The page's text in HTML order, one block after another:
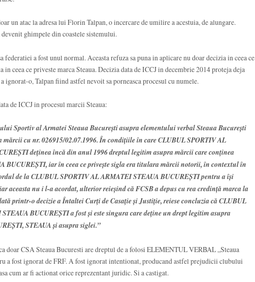
un atac la adresa lui Florin Talpan, o incercare de umilire a acestuia, de alungare.
ghimpele din coastele sistemului.
federatiei a fost unul normal. Aceasta refuza sa puna in aplicare nu doar decizia in ceea ce
in ceea ce priveste marca Steaua. Decizia data de ICCJ in decembrie 2014 proteja deja
ignorat-o, Talpan fiind astfel nevoit sa porneasca procesul cu numele.
de ICCJ in procesul marcii Steaua:
Sportiv al Armatei Steaua Bucureşti asupra elementului verbal Steaua Bucureşti
mărcii cu nr. 026915/02.07.1996. În condiţiile în care CLUBUL SPORTIV AL
deţinea încă din anul 1996 dreptul legitim asupra mărcii care conţinea
BUCUREŞTI, iar în ceea ce priveşte sigla era titulara mărcii notorii, în contextul în
de la CLUBUL SPORTIV AL ARMATEI STEAUA BUCUREŞTI pentru a îşi
aceasta nu i l-a acordat, ulterior reieşind că FCSB a depus cu rea credinţă marca la
printr-o decizie a Întaltei Curţi de Casaţie şi Justiţie, reiese concluzia că CLUBUL
BUCUREŞTI a fost şi este singura care deţine un drept legitim asupra
STEAUA şi asupra siglei.”
doar CSA Steaua Bucuresti are dreptul de a folosi ELEMENTUL VERBAL „Steaua
a fost ignorat de FRF. A fost ignorat intentionat, producand astfel prejudicii clubului
cum ar fi actionat orice reprezentant juridic. Si a castigat.